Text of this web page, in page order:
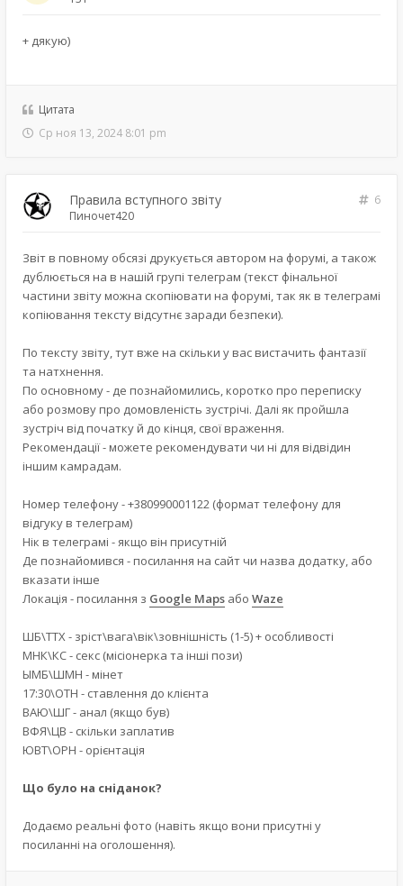
+ дякую)
Цитата
Ср ноя 13, 2024 8:01 pm
Правила вступного звіту
6
Пиночет420
Звіт в повному обсязі друкується автором на форумі, а також
дублюється на в нашій групі телеграм (текст фінальної
частини звіту можна скопіювати на форумі, так як в телеграмі
копіювання тексту відсутнє заради безпеки).
По тексту звіту, тут вже на скільки у вас вистачить фантазії
та натхнення.
По основному - де познайомились, коротко про переписку
або розмову про домовленість зустрічі. Далі як пройшла
зустріч від початку й до кінця, свої враження.
Рекомендації - можете рекомендувати чи ні для відвідин
іншим камрадам.
Номер телефону - +380990001122 (формат телефону для
відгуку в телеграм)
Нік в телеграмі - якщо він присутній
Де познайомився - посилання на сайт чи назва додатку, або
вказати інше
Локація - посилання з Google Maps або Waze
ШБ\ТТХ - зріст\вага\вік\зовнішність (1-5) + особливості
МНК\КС - секс (місіонерка та інші пози)
ЫМБ\ШМН - мінет
17:30\ОТН - ставлення до клієнта
ВАЮ\ШГ - анал (якщо був)
ВФЯ\ЦВ - скільки заплатив
ЮВТ\ОРН - орієнтація
Що було на сніданок?
Додаємо реальні фото (навіть якщо вони присутні у
посиланні на оголошення).